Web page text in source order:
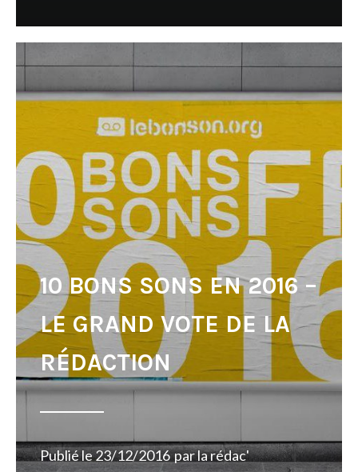
10 BONS SONS EN 2016 –
LE GRAND VOTE DE LA
RÉDACTION
Publié le23/12/2016 parla rédac'